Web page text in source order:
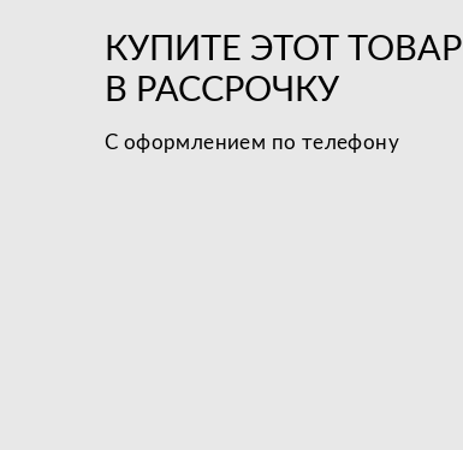
КУПИТЕ ЭТОТ ТОВАР
В РАССРОЧКУ
С оформлением по телефону